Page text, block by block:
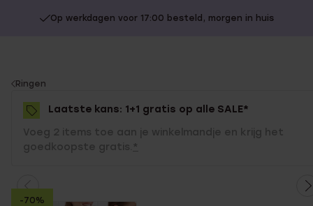
Op werkdagen voor 17:00 besteld, morgen in huis
You
are
here:
Ringen
Laatste kans: 1+1 gratis op alle SALE*
Voeg 2 items toe aan je winkelmandje en krijg het
goedkoopste gratis. *
-70%